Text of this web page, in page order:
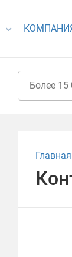
Главная